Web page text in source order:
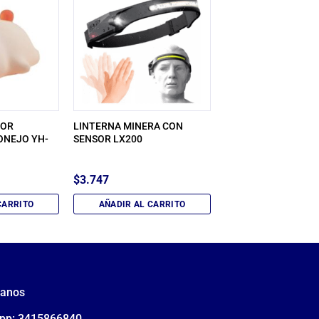
YH-
LINTERNA MINERA CON
SENSOR LX200
$3.747
AÑADIR AL CARRITO